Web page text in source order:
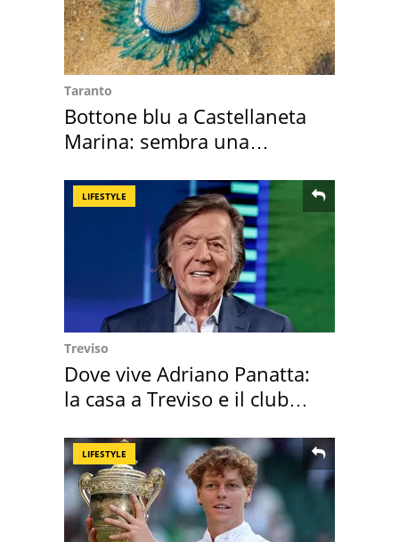
Taranto
Bottone blu a Castellaneta
Marina: sembra una
LIFESTYLE
Treviso
Dove vive Adriano Panatta:
la casa a Treviso e il club
LIFESTYLE